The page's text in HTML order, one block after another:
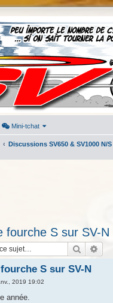
Mini-tchat
Discussions SV650 & SV1000 N/S
fourche S sur SV-N
S sur SV-N
2019 19:02
année.